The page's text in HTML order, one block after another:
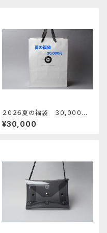
２０２６夏の福袋 ３０,０００円
［ダイアパース・レクタングルポ
ーチ他 合計５点］ 数量限定
¥30,000